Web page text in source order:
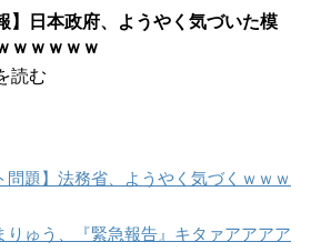
】日本政府、ようやく気づいた模
ｗｗｗｗｗ
読む
問題】法務省、ようやく気づくｗｗｗ
りゅう、『緊急報告』キタァアアアア